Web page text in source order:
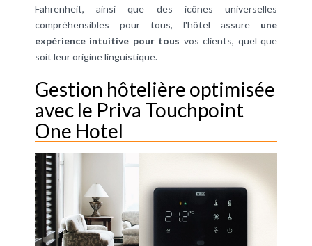
Fahrenheit, ainsi que des icônes universelles
compréhensibles pour tous, l'hôtel assure une
expérience intuitive pour tous vos clients, quel que
soit leur origine linguistique.
Gestion hôtelière optimisée
avec le Priva Touchpoint
One Hotel